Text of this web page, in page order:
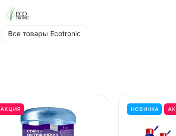
Все товары Ecotronic
АКЦИЯ НОВИНКА